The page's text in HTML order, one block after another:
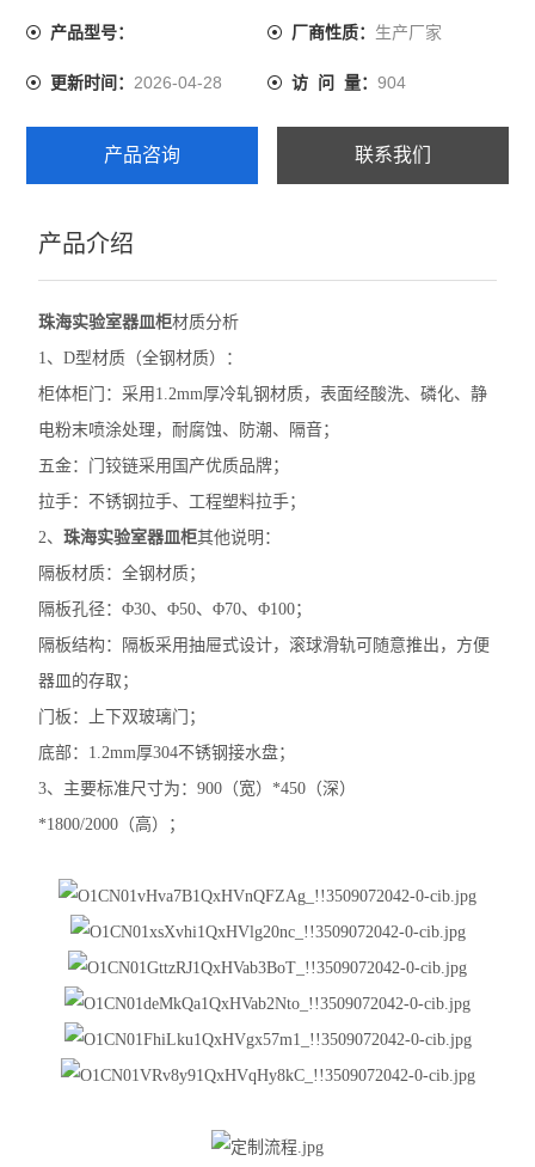
直立辅助杆,所述弹性伸缩杆的上端连接所述器皿板的下表
产品型号： 厂商性质： 生产厂家
更新时间：2026-04-28 访 问 量： 904
产品咨询 联系我们
产品介绍
珠海实验室器皿柜材质分析
1、D型材质（全钢材质）：
柜体柜门：采用 1.2mm厚冷轧钢材质，表面经酸洗、磷化、静
电粉末喷涂处理，耐腐蚀、防潮、隔音；
五金：门铰链采用国产优质品牌；
拉手：不锈钢拉手、工程塑料拉手；
2、珠海实验室器皿柜其他说明：
隔板材质：全钢材质；
隔板孔径：Φ30、Φ50、Φ70、Φ100；
隔板结构：隔板采用抽屉式设计，滚球滑轨可随意推出，方便
器皿的存取；
门板：上下双玻璃门；
底部： 1.2mm厚304不锈钢接水盘；
3、主要标准尺寸为：900 （宽） *450 （深）
*1800/2000 （高）；